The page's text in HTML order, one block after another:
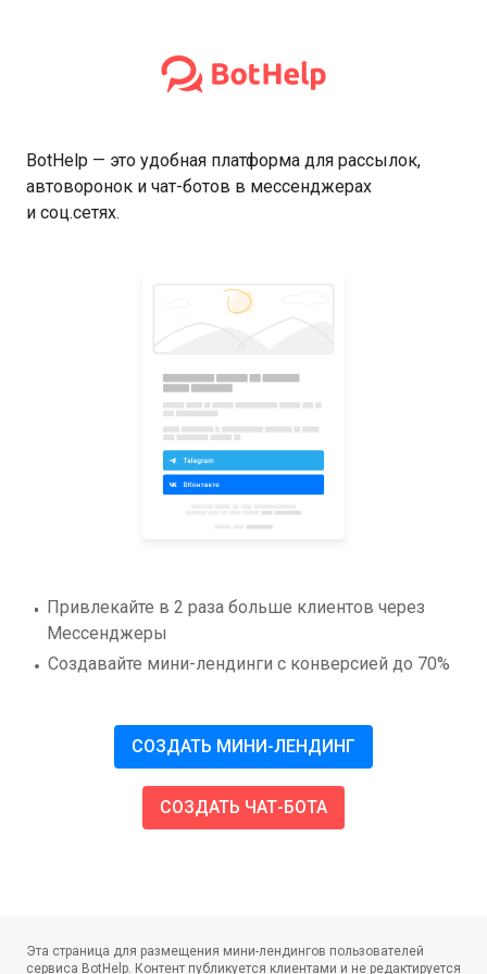
BotHelp — это удобная платформа для рассылок,
автоворонок и чат-ботов в мессенджерах
и соц.сетях.
Привлекайте в 2 раза больше клиентов через
Мессенджеры
Создавайте мини-лендинги с конверсией до 70%
СОЗДАТЬ МИНИ-ЛЕНДИНГ
СОЗДАТЬ ЧАТ-БОТА
Эта страница для размещения мини-лендингов пользователей
сервиса BotHelp. Контент публикуется клиентами и не редактируется